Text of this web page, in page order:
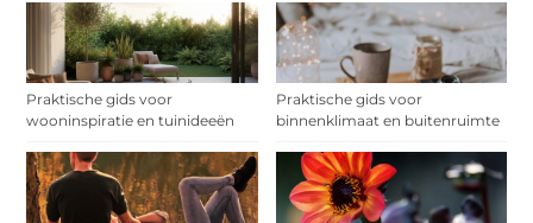
Praktische gids voor
wooninspiratie en tuinideeën
Praktische gids voor
binnenklimaat en buitenruimte